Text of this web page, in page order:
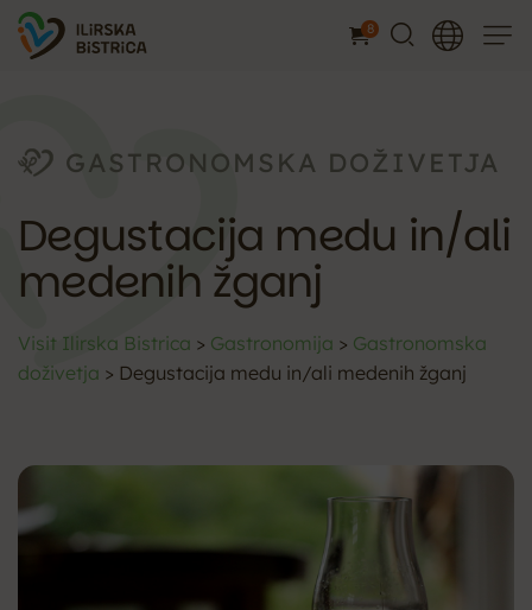
8
GASTRONOMSKA DOŽIVETJA
Degustacija medu in/ali
medenih žganj
Visit Ilirska Bistrica > Gastronomija > Gastronomska
doživetja > Degustacija medu in/ali medenih žganj